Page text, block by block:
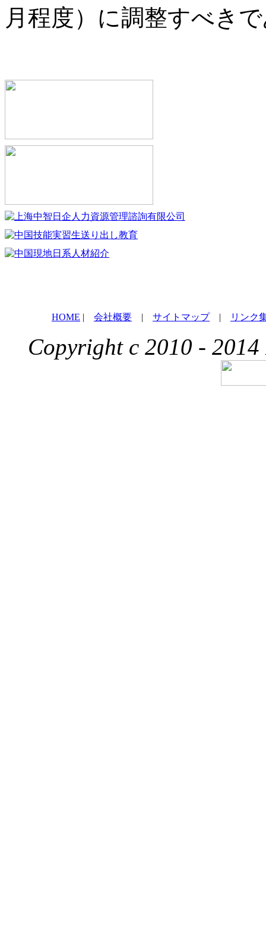
月程度）に調整すべき
HOME | 会社概要 | サイトマップ| リンク
Copyright c 2010 - 2014